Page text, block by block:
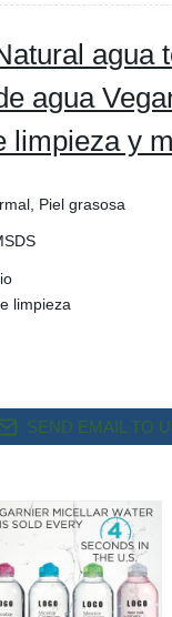
agua
agua
limpieza y
Piel grasosa
limpieza
SEND EMAIL TO